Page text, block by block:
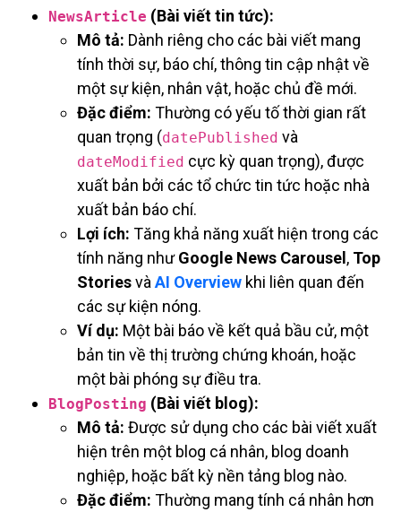
NewsArticle (Bài viết tin tức):
Mô tả: Dành riêng cho các bài viết mang
tính thời sự, báo chí, thông tin cập nhật về
một sự kiện, nhân vật, hoặc chủ đề mới.
Đặc điểm: Thường có yếu tố thời gian rất
quan trọng (datePublished và
dateModified cực kỳ quan trọng), được
xuất bản bởi các tổ chức tin tức hoặc nhà
xuất bản báo chí.
Lợi ích: Tăng khả năng xuất hiện trong các
tính năng nhưGoogle News Carousel , Top
Storiesvà AI Overview khi liên quan đến
các sự kiện nóng.
Ví dụ: Một bài báo về kết quả bầu cử, một
bản tin về thị trường chứng khoán, hoặc
một bài phóng sự điều tra.
BlogPosting (Bài viết blog):
Mô tả: Được sử dụng cho các bài viết xuất
hiện trên một blog cá nhân, blog doanh
nghiệp, hoặc bất kỳ nền tảng blog nào.
Đặc điểm: Thường mang tính cá nhân hơn